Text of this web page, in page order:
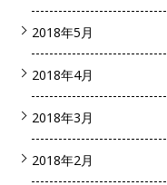
2018年5月
2018年4月
2018年3月
2018年2月